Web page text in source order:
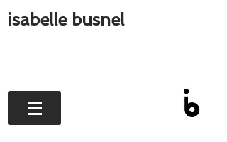
isabelle busnel